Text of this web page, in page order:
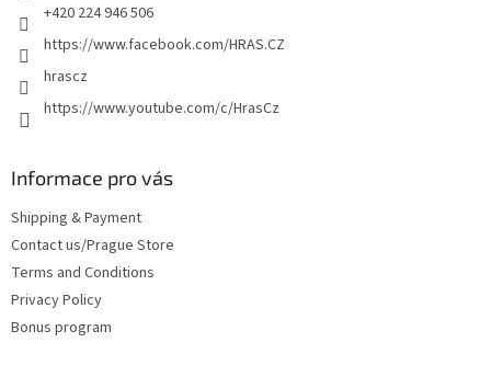
+420 224 946 506
https://www.facebook.com/HRAS.CZ
hrascz
https://www.youtube.com/c/HrasCz
Informace pro vás
Shipping & Payment
Contact us/Prague Store
Terms and Conditions
Privacy Policy
Bonus program